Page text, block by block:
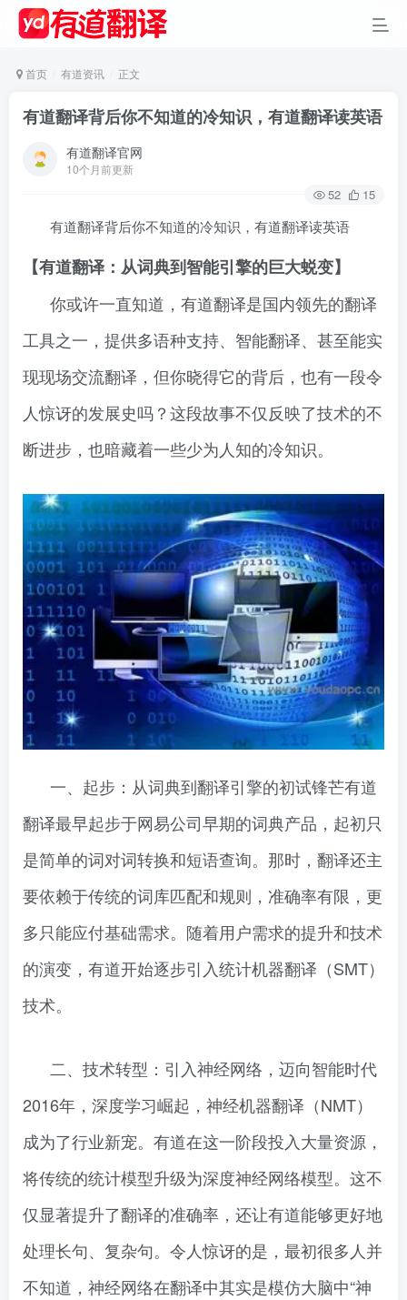
首页 有道资讯 正文
有道翻译背后你不知道的冷知识，有道翻译读英语
有道翻译官网
10个月前更新
52 15
有道翻译背后你不知道的冷知识，有道翻译读英语
【有道翻译：从词典到智能引擎的巨大蜕变】
你或许一直知道，有道翻译是国内领先的翻译
工具之一，提供多语种支持、智能翻译、甚至能实
现现场交流翻译，但你晓得它的背后，也有一段令
人惊讶的发展史吗？这段故事不仅反映了技术的不
断进步，也暗藏着一些少为人知的冷知识。
一、起步：从词典到翻译引擎的初试锋芒有道
翻译最早起步于网易公司早期的词典产品，起初只
是简单的词对词转换和短语查询。那时，翻译还主
要依赖于传统的词库匹配和规则，准确率有限，更
多只能应付基础需求。随着用户需求的提升和技术
的演变，有道开始逐步引入统计机器翻译（SMT）
技术。
二、技术转型：引入神经网络，迈向智能时代
2016年，深度学习崛起，神经机器翻译（NMT）
成为了行业新宠。有道在这一阶段投入大量资源，
将传统的统计模型升级为深度神经网络模型。这不
仅显著提升了翻译的准确率，还让有道能够更好地
处理长句、复杂句。令人惊讶的是，最初很多人并
不知道，神经网络在翻译中其实是模仿大脑中“神